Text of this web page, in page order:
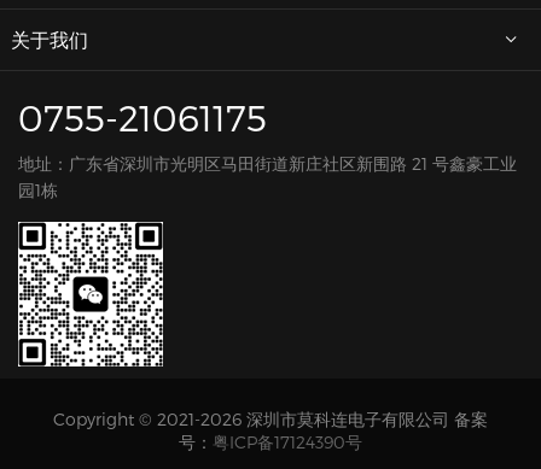
关于我们
0755-21061175
地址：广东省深圳市光明区马田街道新庄社区新围路 21 号鑫豪工业
园1栋
Copyright © 2021-2026 深圳市莫科连电子有限公司 备案
号： 粤ICP备17124390号